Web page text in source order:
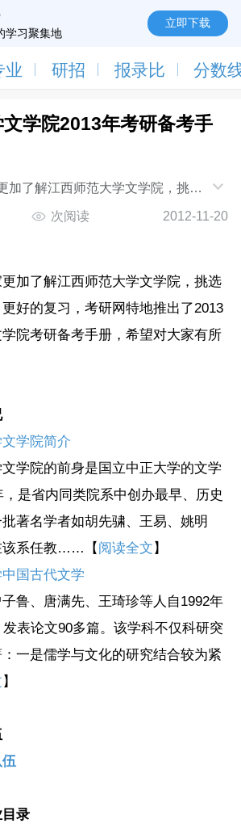
学习聚集地
立即下载
业 研招 报录比 分数
学院2013年考研备考手
了解江西师范大学文学院，挑选
好的复习，考研网特地推出了2013
次阅读 2012-11-20
了解江西师范大学文学院，挑选
好的复习，考研网特地推出了2013
院考研备考手册，希望对大家有所
学院简介
院的前身是国立中正大学的文学
是省内同类院系中创办最早、历史
著名学者如胡先骕、王易、姚明
该系任教……【 阅读全文 】
国古代文学
、唐满先、王琦珍等人自1992年
表论文90多篇。该学科不仅科研突
一是儒学与文化的研究结合较为紧
】
录